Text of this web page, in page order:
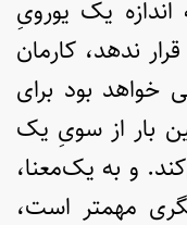
یک یورویِ
ندهد، کارمان
خواهد بود برای
بار از سویِ یک
و به یک‌معنا،
مهمتر است،